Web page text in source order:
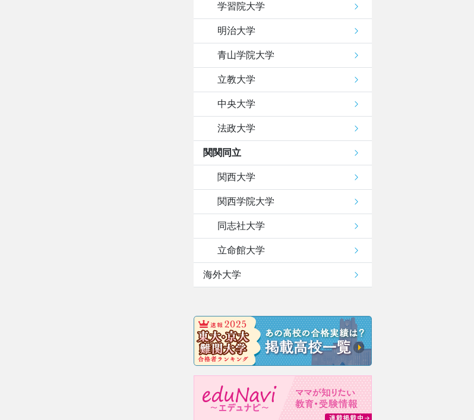
学習院大学
明治大学
青山学院大学
立教大学
中央大学
法政大学
関関同立
関西大学
関西学院大学
同志社大学
立命館大学
海外大学